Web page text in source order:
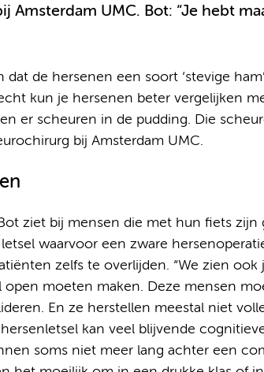
Amsterdam UMC. Bot: “Je hebt
dat de hersenen een soort ‘stevige
kun je hersenen beter vergelijken
er scheuren in de pudding. Die
bij Amsterdam UMC.
ziet bij mensen die met hun fiets zijn
waarvoor een zware
zelfs te overlijden. “We zien
moeten maken. Deze mensen
En ze herstellen meestal niet
kan veel blijvende
soms niet meer lang achter een